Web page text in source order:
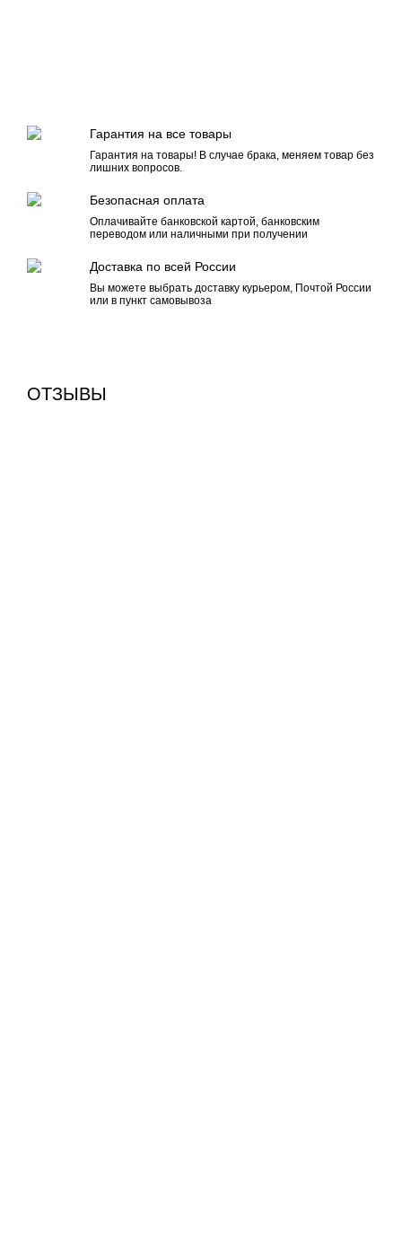
Гарантия на все товары
Гарантия на товары! В случае брака, меняем товар без
лишних вопросов.
Безопасная оплата
Оплачивайте банковской картой, банковским
переводом или наличными при получении
Доставка по всей России
Вы можете выбрать доставку курьером, Почтой России
или в пункт самовывоза
ОТЗЫВЫ